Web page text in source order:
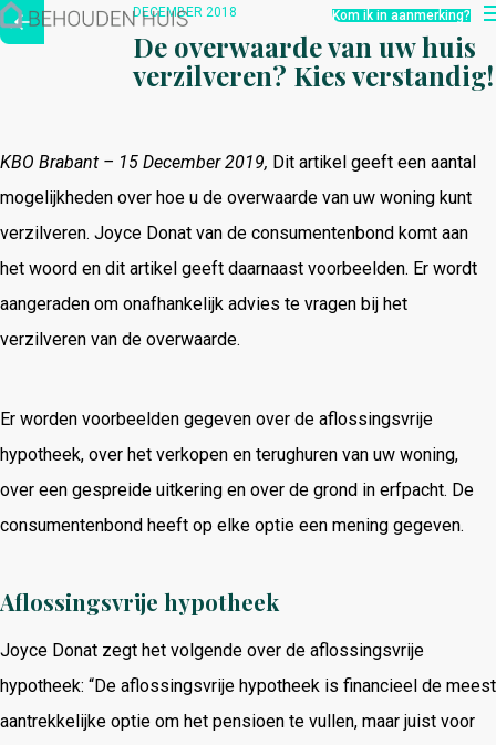
Hoe werkt het?
Over ons
Nieuwsbrief
Kom ik in aanmerking?
DECEMBER 2018
De overwaarde van uw huis
verzilveren? Kies verstandig!
KBO Brabant – 15 December 2019, Dit artikel geeft een aantal
mogelijkheden over hoe u de overwaarde van uw woning kunt
verzilveren. Joyce Donat van de consumentenbond komt aan
het woord en dit artikel geeft daarnaast voorbeelden. Er wordt
aangeraden om onafhankelijk advies te vragen bij het
verzilveren van de overwaarde.
Er worden voorbeelden gegeven over de aflossingsvrije
hypotheek, over het verkopen en terughuren van uw woning,
over een gespreide uitkering en over de grond in erfpacht. De
consumentenbond heeft op elke optie een mening gegeven.
Aflossingsvrije hypotheek
Joyce Donat zegt het volgende over de aflossingsvrije
hypotheek: “De aflossingsvrije hypotheek is financieel de meest
aantrekkelijke optie om het pensioen te vullen, maar juist voor